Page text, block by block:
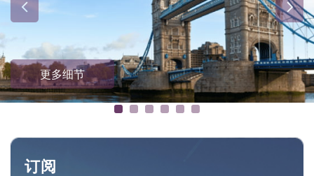
更多细节
订阅